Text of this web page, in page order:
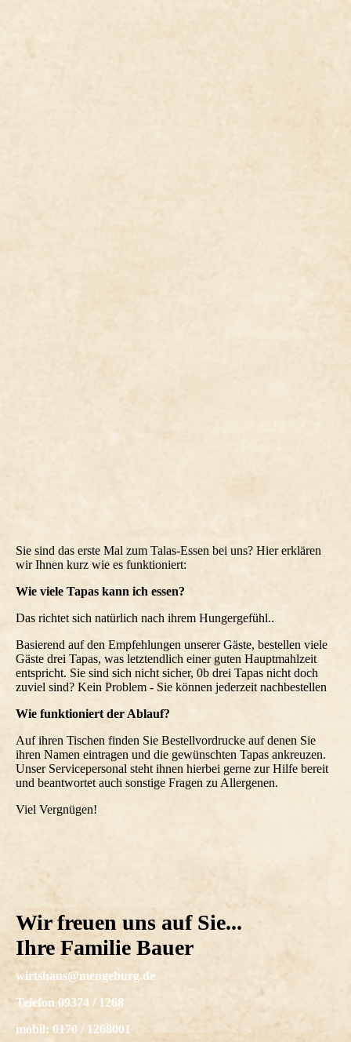
Sie sind das erste Mal zum Talas-Essen bei uns? Hier erklären
wir Ihnen kurz wie es funktioniert:
Wie viele Tapas kann ich essen?
Das richtet sich natürlich nach ihrem Hungergefühl..
Basierend auf den Empfehlungen unserer Gäste, bestellen viele
Gäste drei Tapas, was letztendlich einer guten Hauptmahlzeit
entspricht. Sie sind sich nicht sicher, 0b drei Tapas nicht doch
zuviel sind? Kein Problem - Sie können jederzeit nachbestellen
Wie funktioniert der Ablauf?
Auf ihren Tischen finden Sie Bestellvordrucke auf denen Sie
ihren Namen eintragen und die gewünschten Tapas ankreuzen.
Unser Servicepersonal steht ihnen hierbei gerne zur Hilfe bereit
und beantwortet auch sonstige Fragen zu Allergenen.
Viel Vergnügen!
Wir freuen uns auf Sie...
Ihre Familie Bauer
wirtshaus@mengeburg.de
Telefon 09374 / 1268
mobil: 0170 / 1268001